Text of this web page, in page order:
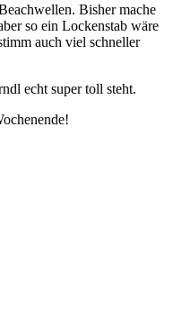
Bisher mache
so ein Lockenstab wäre
auch viel schneller
echt super toll steht.